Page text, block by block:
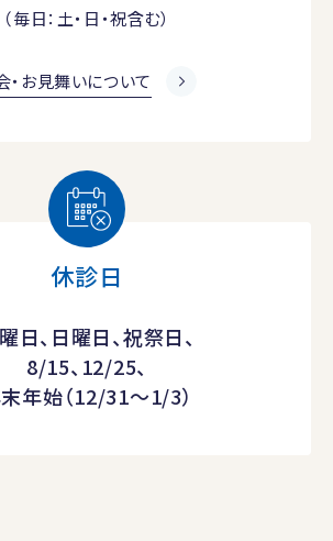
（毎日：土・日・祝含む）
・お見舞いについて
休診日
日、日曜日、祝祭日、
8/15、12/25、
年始（12/31～1/3）